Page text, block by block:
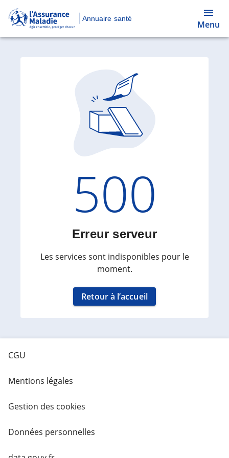
Annuaire santé
Menu
Code
500
Erreur serveur
Les services sont indisponibles pour le
moment.
Retour à l’accueil
CGU
Mentions légales
Gestion des cookies
Données personnelles